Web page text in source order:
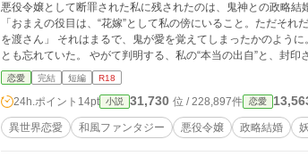
悪役令嬢として断罪された私に残されたのは、鬼神との政略結
「おまえの役目は、“花嫁”として私の傍にいること。ただそれだけだ」 ──けれど、夜になると彼は豹変する。 「……誰
を渡さん」 それはまるで、鬼が愛を覚えてしまったかのように。 気づけば私は、彼の甘くて狂おしい独占欲の檻の中で、息をするこ
とも忘れていた。 やがて判明する、私の“本当の出
恋愛 完結 短編 R18
24h.ポイント 14pt 小説 31,730 位 / 228,897件 恋愛
異世界恋愛 和風ファンタジー 悪役令嬢 政略結婚